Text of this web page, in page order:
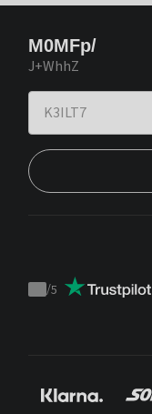
M0MFp/
J+WhhZ
Trustpilot
/5